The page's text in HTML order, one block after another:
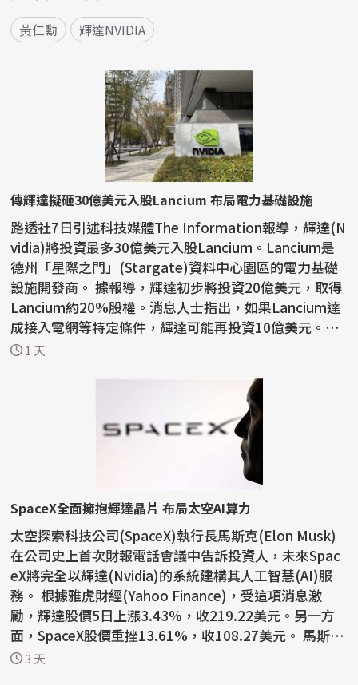
黃仁勳 輝達NVIDIA
傳輝達擬砸30億美元入股Lancium 布局電力基礎設施
路透社7日引述科技媒體The Information報導，輝達(N
vidia)將投資最多30億美元入股Lancium。Lancium是
德州「星際之門」(Stargate)資料中心園區的電力基礎
設施開發商。 據報導，輝達初步將投資20億美元，取得
Lancium約20%股權。消息人士指出，如果Lancium達
成接入電網等特定條件，輝達可能再投資10億美元。La
ncium已獲黑...
1 天
SpaceX全面擁抱輝達晶片 布局太空AI算力
太空探索科技公司(SpaceX)執行長馬斯克(Elon Musk)
在公司史上首次財報電話會議中告訴投資人，未來Spac
eX將完全以輝達(Nvidia)的系統建構其人工智慧(AI)服
務。 根據雅虎財經(Yahoo Finance)，受這項消息激
勵，輝達股價5日上漲3.43%，收219.22美元。另一方
面，SpaceX股價重挫13.61%，收108.27美元。 馬斯克
表示：「我們...
3 天